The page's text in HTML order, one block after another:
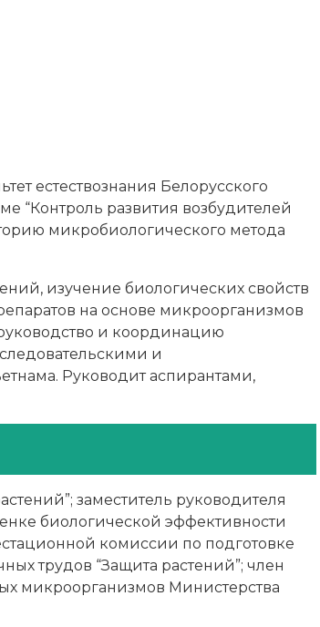
естествознания Белорусского
“Контроль развития возбудителей
микробиологического метода
изучение биологических свойств
на основе микроорганизмов
и координацию
и
Руководит аспирантами,
заместитель руководителя
биологической эффективности
комиссии по подготовке
трудов “Защита растений”; член
микроорганизмов Министерства